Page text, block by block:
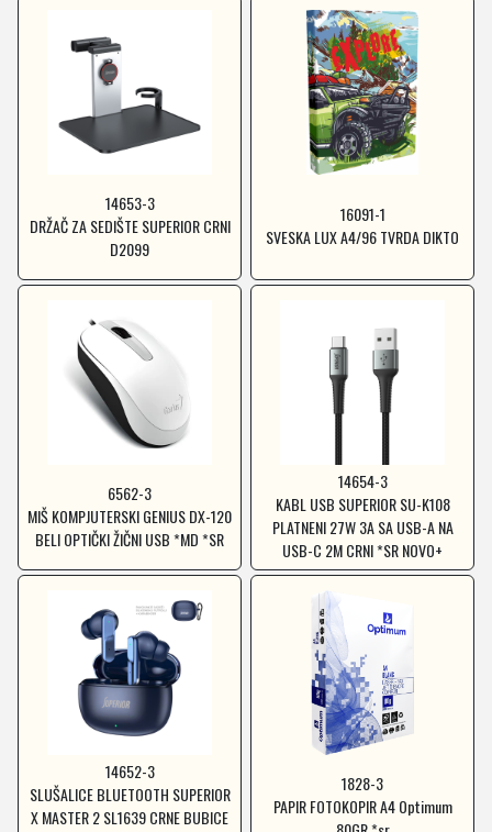
14653-3
DRŽAČ ZA SEDIŠTE SUPERIOR CRNI
D2099
16091-1
SVESKA LUX A4/96 TVRDA DIKTO
6562-3
MIŠ KOMPJUTERSKI GENIUS DX-120
BELI OPTIČKI ŽIČNI USB *MD *SR
14654-3
KABL USB SUPERIOR SU-K108
PLATNENI 27W 3A SA USB-A NA
USB-C 2M CRNI *SR NOVO+
14652-3
SLUŠALICE BLUETOOTH SUPERIOR
X MASTER 2 SL1639 CRNE BUBICE
1828-3
PAPIR FOTOKOPIR A4 Optimum